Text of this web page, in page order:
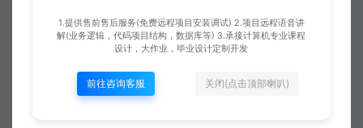
1.提供售前售后服务(免费远程项目安装调试) 2.项目远程语音讲
解(业务逻辑，代码项目结构，数据库等) 3.承接计算机专业课程
设计，大作业，毕业设计定制开发
前往咨询客服 关闭(点击顶部喇叭)